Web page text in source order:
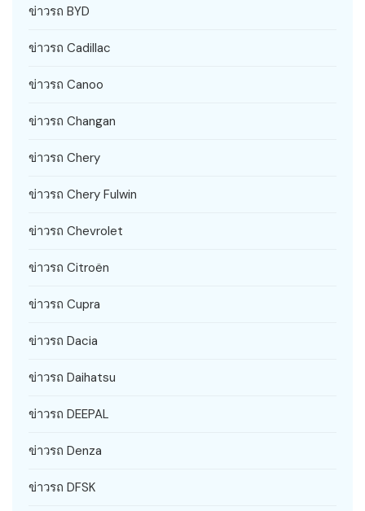
ข่าวรถ BYD
ข่าวรถ Cadillac
ข่าวรถ Canoo
ข่าวรถ Changan
ข่าวรถ Chery
ข่าวรถ Chery Fulwin
ข่าวรถ Chevrolet
ข่าวรถ Citroën
ข่าวรถ Cupra
ข่าวรถ Dacia
ข่าวรถ Daihatsu
ข่าวรถ DEEPAL
ข่าวรถ Denza
ข่าวรถ DFSK